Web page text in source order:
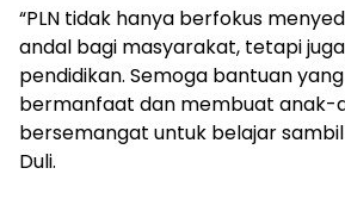
“PLN tidak hanya berfokus
andal bagi masyarakat, tetapi
pendidikan. Semoga bantuan
bermanfaat dan membuat anak-
bersemangat untuk belajar
Duli.